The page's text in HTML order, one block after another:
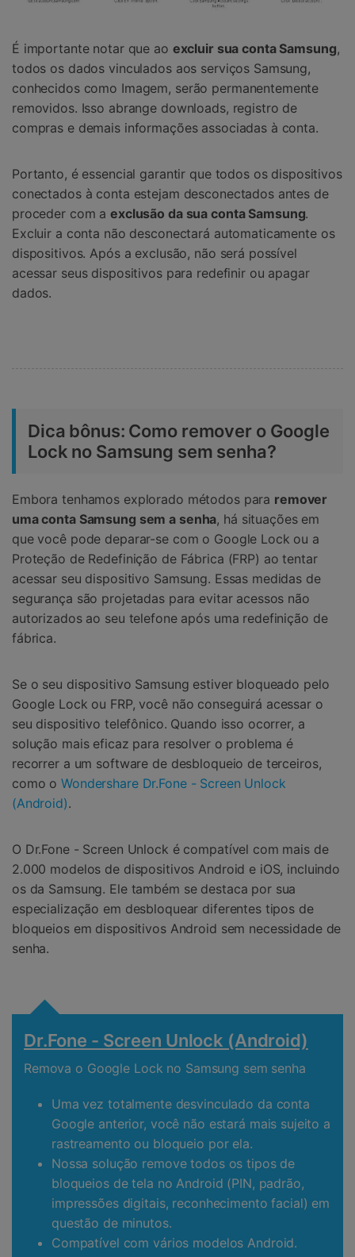
É importante notar que ao excluir sua conta Samsung,
todos os dados vinculados aos serviços Samsung,
conhecidos como Imagem, serão permanentemente
removidos. Isso abrange downloads, registro de
compras e demais informações associadas à conta.
Portanto, é essencial garantir que todos os dispositivos
conectados à conta estejam desconectados antes de
proceder com aexclusão da sua conta Samsung.
Excluir a conta não desconectará automaticamente os
dispositivos. Após a exclusão, não será possível
acessar seus dispositivos para redefinir ou apagar
dados.
Dica bônus: Como remover o Google
Lock no Samsung sem senha?
Embora tenhamos explorado métodos para remover
uma conta Samsung sem a senha, há situações em
que você pode deparar-se com o Google Lock ou a
Proteção de Redefinição de Fábrica (FRP) ao tentar
acessar seu dispositivo Samsung. Essas medidas de
segurança são projetadas para evitar acessos não
autorizados ao seu telefone após uma redefinição de
fábrica.
Se o seu dispositivo Samsung estiver bloqueado pelo
Google Lock ou FRP, você não conseguirá acessar o
seu dispositivo telefônico. Quando isso ocorrer, a
solução mais eficaz para resolver o problema é
recorrer a um software de desbloqueio de terceiros,
como oWondershare Dr.Fone - Screen Unlock
(Android).
O Dr.Fone - Screen Unlock é compatível com mais de
2.000 modelos de dispositivos Android e iOS, incluindo
os da Samsung. Ele também se destaca por sua
especialização em desbloquear diferentes tipos de
bloqueios em dispositivos Android sem necessidade de
senha.
Dr.Fone - Screen Unlock (Android)
Remova o Google Lock no Samsung sem senha
Uma vez totalmente desvinculado da conta
Google anterior, você não estará mais sujeito a
rastreamento ou bloqueio por ela.
Nossa solução remove todos os tipos de
bloqueios de tela no Android (PIN, padrão,
impressões digitais, reconhecimento facial) em
questão de minutos.
Compatível com vários modelos Android.